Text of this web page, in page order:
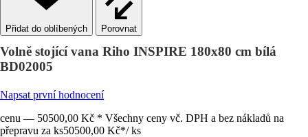
Porovnat
Volně stojící vana Riho INSPIRE 180x80 cm bílá
BD02005
Napsat první hodnocení
cenu — 50500,00 Kč * Všechny ceny vč. DPH a bez nákladů na
přepravu za ks50500,00 Kč*/ ks